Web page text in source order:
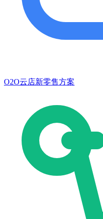
O2O云店新零售方案